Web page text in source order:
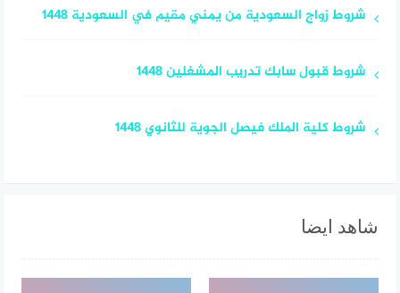
شروط زواج السعودية من يمني مقيم في السعودية 1448
شروط قبول سابك تدريب المشغلين 1448
شروط كلية الملك فيصل الجوية للثانوي 1448
شاهد ايضا